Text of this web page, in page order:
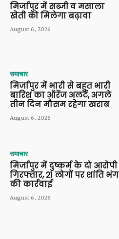
मिर्जापुर में सब्जी व मसाला
खेती को मिलेगा बढ़ावा
August 6, 2026
समाचार
मिर्जापुर में भारी से बहुत भारी
बारिश का ऑरेंज अलर्ट, अगले
तीन दिन मौसम रहेगा खराब
August 6, 2026
समाचार
मिर्जापुर में दुष्कर्म के दो आरोपी
गिरफ्तार, 21 लोगों पर शांति भंग
की कार्रवाई
August 6, 2026